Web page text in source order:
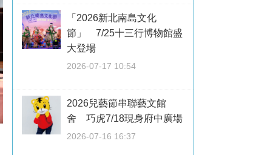
「2026新北南島文化
節」 7/25十三行博物館盛
大登場
2026-07-17 10:54
2026兒藝節串聯藝文館
舍 巧虎7/18現身府中廣場
2026-07-16 16:37